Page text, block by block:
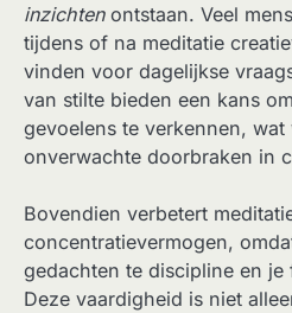
inzichtenontstaan. Veel
tijdens of na meditatie
vinden voor dagelijkse
van stilte bieden een kans
gevoelens te verkennen,
onverwachte doorbraken in
Bovendien verbetert
concentratievermogen,
gedachten te discipline en
Deze vaardigheid is niet